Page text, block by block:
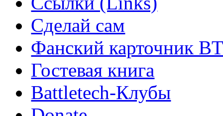
Сделай сам
Фанский карточник
Гостевая книга
Battletech-Клубы